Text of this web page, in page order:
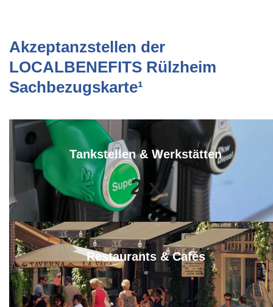
Akzeptanzstellen der
LOCALBENEFITS Rülzheim
Sachbezugskarte¹
Tankstellen & Werkstätten
2 x
Restaurants & Cafés
5 x